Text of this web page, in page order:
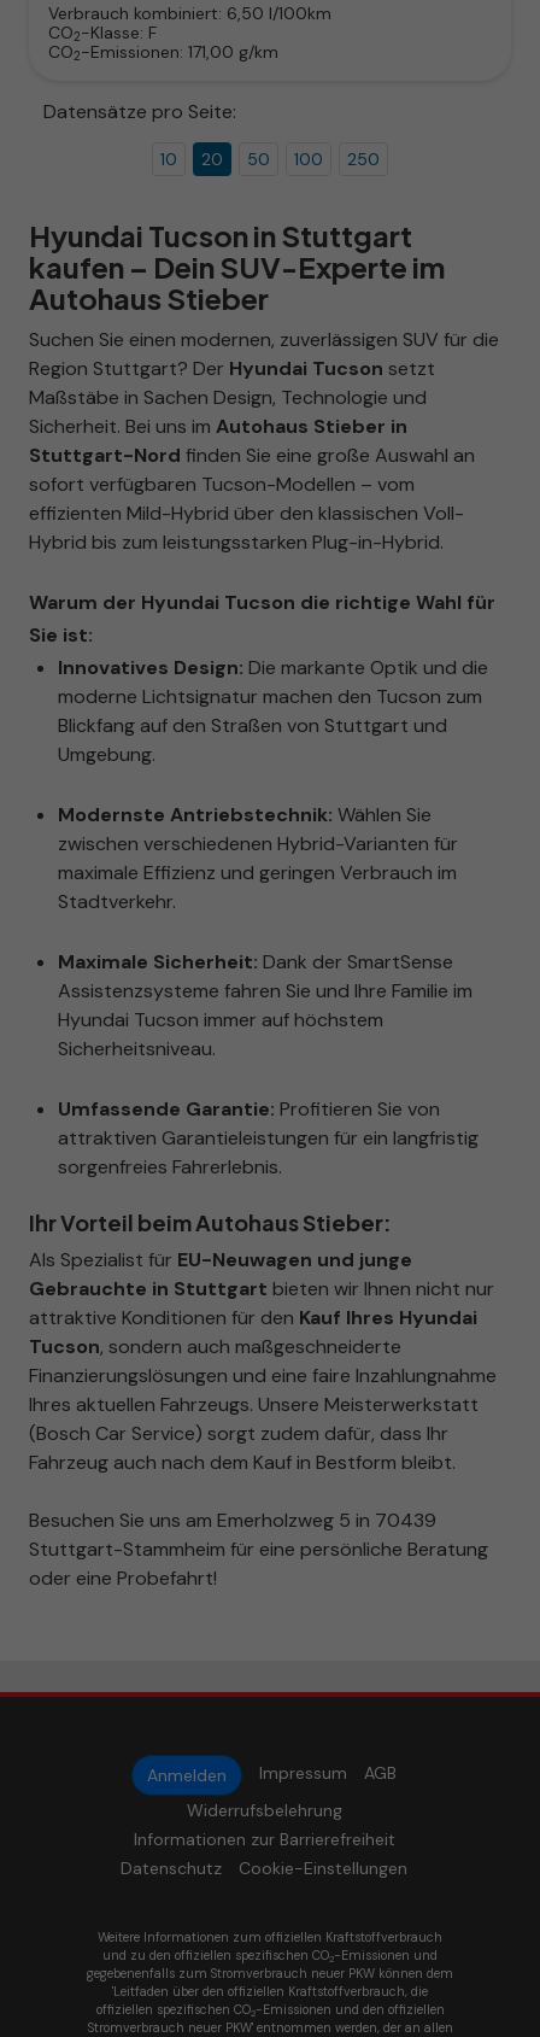
Verbrauch kombiniert: 6,50 l/100km
CO2-Klasse: F
CO2-Emissionen: 171,00 g/km
Datensätze pro Seite:
10 20 50 100 250
Hyundai Tucson in Stuttgart
kaufen – Dein SUV-Experte im
Autohaus Stieber
Suchen Sie einen modernen, zuverlässigen SUV für die
Region Stuttgart? Der Hyundai Tucson setzt
Maßstäbe in Sachen Design, Technologie und
Sicherheit. Bei uns im Autohaus Stieber in
Stuttgart-Nord finden Sie eine große Auswahl an
sofort verfügbaren Tucson-Modellen – vom
effizienten Mild-Hybrid über den klassischen Voll-
Hybrid bis zum leistungsstarken Plug-in-Hybrid.
Warum der Hyundai Tucson die richtige Wahl für
Sie ist:
Innovatives Design: Die markante Optik und die
moderne Lichtsignatur machen den Tucson zum
Blickfang auf den Straßen von Stuttgart und
Umgebung.
Modernste Antriebstechnik: Wählen Sie
zwischen verschiedenen Hybrid-Varianten für
maximale Effizienz und geringen Verbrauch im
Stadtverkehr.
Maximale Sicherheit: Dank der SmartSense
Assistenzsysteme fahren Sie und Ihre Familie im
Hyundai Tucson immer auf höchstem
Sicherheitsniveau.
Umfassende Garantie: Profitieren Sie von
attraktiven Garantieleistungen für ein langfristig
sorgenfreies Fahrerlebnis.
Ihr Vorteil beim Autohaus Stieber:
Als Spezialist für EU-Neuwagen und junge
Gebrauchte in Stuttgart bieten wir Ihnen nicht nur
attraktive Konditionen für den Kauf Ihres Hyundai
Tucson, sondern auch maßgeschneiderte
Finanzierungslösungen und eine faire Inzahlungnahme
Ihres aktuellen Fahrzeugs. Unsere Meisterwerkstatt
(Bosch Car Service) sorgt zudem dafür, dass Ihr
Fahrzeug auch nach dem Kauf in Bestform bleibt.
Besuchen Sie uns am Emerholzweg 5 in 70439
Stuttgart-Stammheim für eine persönliche Beratung
oder eine Probefahrt!
Anmelden Impressum
AGB
Widerrufsbelehrung
Informationen zur Barrierefreiheit
Datenschutz
Cookie-Einstellungen
Weitere Informationen zum offiziellen Kraftstoffverbrauch
und zu den offiziellen spezifischen CO2-Emissionen und
gegebenenfalls zum Stromverbrauch neuer PKW können dem
'Leitfaden über den offiziellen Kraftstoffverbrauch, die
offiziellen spezifischen CO2-Emissionen und den offiziellen
Stromverbrauch neuer PKW' entnommen werden, der an allen